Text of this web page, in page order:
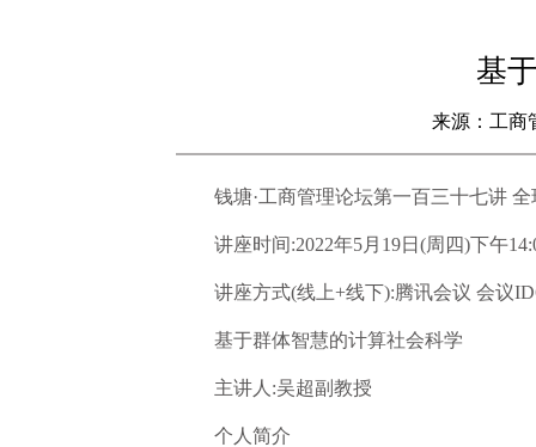
基
来源：工商
钱塘·工商管理论坛第一百三十七讲 全
讲座时间:2022年5月19日(周四)下午
讲座方式(线上+线下):腾讯会议 会议
基于群体智慧的计算社会科学
主讲人:吴超副教授
个人简介